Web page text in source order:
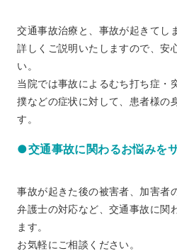
交通事故治療と、事故が起きてし
詳しくご説明いたしますので、安
い。
当院では事故によるむち打ち症・
撲などの症状に対して、患者様の
す。
●交通事故に関わるお悩みを
事故が起きた後の被害者、加害者
弁護士の対応など、交通事故に関
ます。
お気軽にご相談ください。